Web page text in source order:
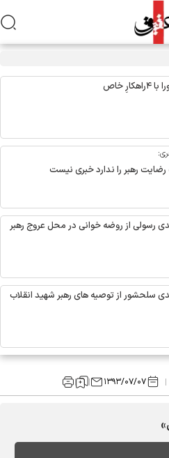
دانشجویی در جوار محل شهادت
رهبر را ندارد خبری نیست
از روضه خوانی در محل عروج رهبر
از توصیه های رهبر شهید انقلاب
۱۳۹۳/۰۷/۰۷